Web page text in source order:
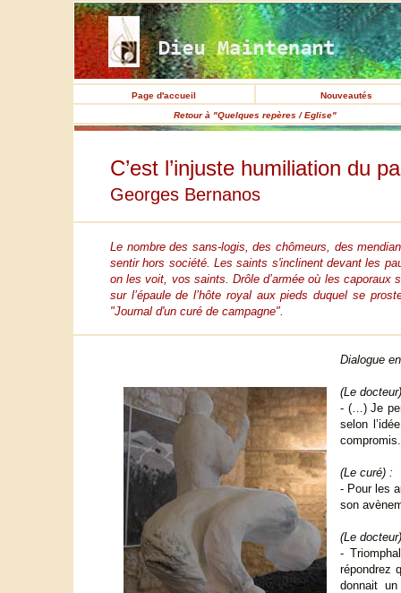
Page d'accueil
Nouveautés
Retour à "Quelques repères / Eglise"
C’est l’injuste humiliation du
Georges Bernanos
Le nombre des sans-logis, des chômeurs, des
sentir hors société. Les saints s'inclinent devant les
on les voit, vos saints. Drôle d’armée où les caporaux
sur l’épaule de l’hôte royal aux pieds duquel se
"Journal d'un curé de campagne".
Dialogue
(Le
- (…) Je
selon
(Le curé) :
- Pour les
son
(Le
-
répondrez
donnait